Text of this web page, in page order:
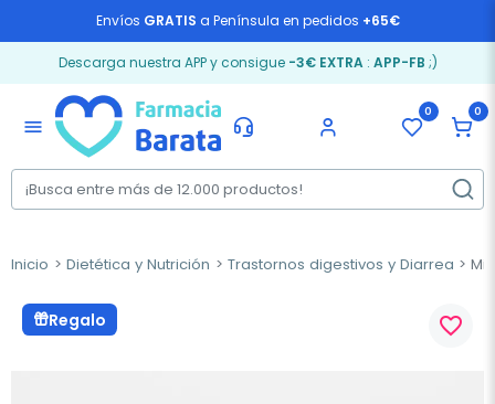
Envíos GRATIS a Península en pedidos +65€
Descarga nuestra APP y consigue -3€ EXTRA: APP-FB ;)
menu
0 0
Inicio Dietética y Nutrición Trastornos digestivos y Diarrea
Regalo favorite_border